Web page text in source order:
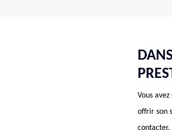
Vous
offrir son
contacter.